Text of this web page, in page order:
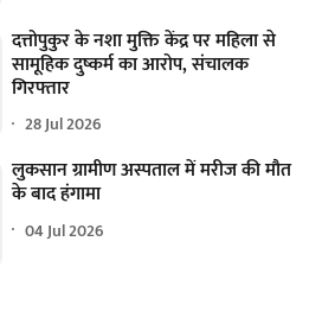
दत्तोपुकुर के नशा मुक्ति केंद्र पर महिला से
सामूहिक दुष्कर्म का आरोप, संचालक
गिरफ्तार
28 Jul 2026
लुकसान ग्रामीण अस्पताल में मरीज की मौत
के बाद हंगामा
04 Jul 2026